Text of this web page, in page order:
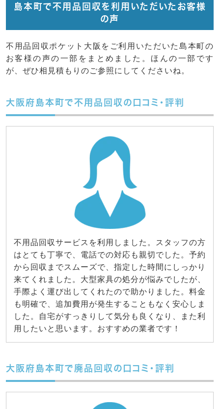
島本町で不用品回収を利用いただいたお客様
の声
不用品回収ポケット大阪をご利用いただいた島本町の
お客様の声の一部をまとめました。ほんの一部です
が、ぜひ相見積もりのご参照にしてくださいね。
大阪府島本町で不用品回収の口コミ・評判
不用品回収サービスを利用しました。スタッフの方
はとても丁寧で、電話での対応も親切でした。予約
から回収までスムーズで、指定した時間にしっかり
来てくれました。大型家具の処分が悩みでしたが、
手際よく運び出してくれたので助かりました。料金
も明確で、追加費用が発生することもなく安心しま
した。自宅がすっきりして気分も良くなり、また利
用したいと思います。おすすめの業者です！
大阪府島本町で廃品回収の口コミ・評判